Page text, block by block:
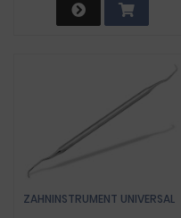
ZAHNINSTRUMENT UNIVERSAL